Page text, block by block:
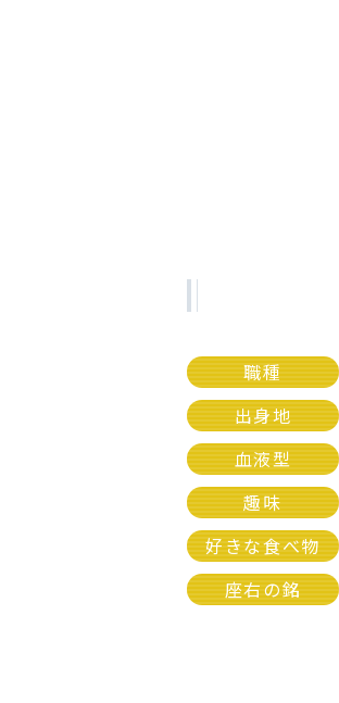
職種
出身地
血液型
趣味
好きな食べ物
座右の銘